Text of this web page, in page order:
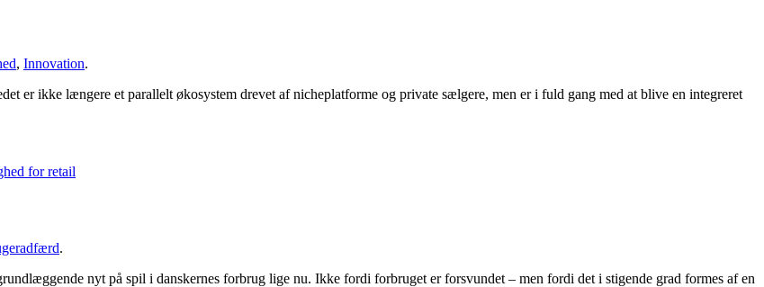
, Innovation.
er ikke længere et parallelt økosystem drevet af nicheplatforme og private sælgere, men er i fuld gang med at blive en integreret
.
nyt på spil i danskernes forbrug lige nu. Ikke fordi forbruget er forsvundet – men fordi det i stigende grad formes af en